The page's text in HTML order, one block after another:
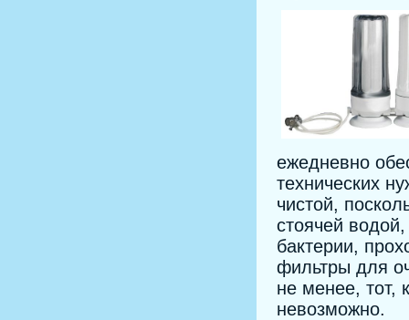
ежедневно
технических
чистой,
стоячей
бактерии,
фильтры для
не менее, тот,
невозможно.